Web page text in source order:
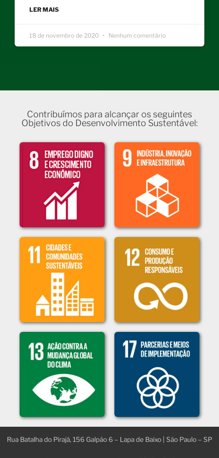
LER MAIS
18 de novembro de 2020 Nenhum comentário
Contribuímos para alcançar os seguintes
Objetivos do Desenvolvimento Sustentável:
Rua Batalha do Pirajá, 156 Galpão 6​ – Lapa de Baixo | São Paulo – SP